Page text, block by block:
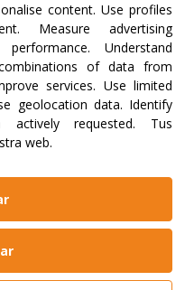
Bikuma
content. Use profiles
. Measure advertising
. Understand
of data from
services. Use limited
geolocation data. Identify
requested. Tus
web.